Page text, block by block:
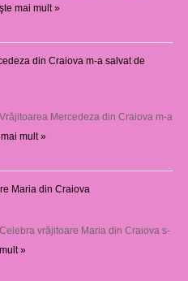
mai mult »
din Craiova m-a salvat de
Mercedeza din Craiova m-a
mult »
Maria din Craiova
vrăjitoare Maria din Craiova s-
»